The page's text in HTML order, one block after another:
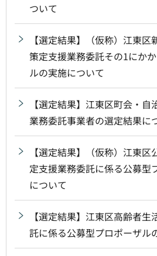
ついて
【選定結果】（仮称）江東
策定支援業務委託その1にか
ルの実施について
【選定結果】江東区町会・
業務委託事業者の選定結果に
【選定結果】（仮称）江東
定支援業務委託に係る公募型
について
【選定結果】江東区高齢者
託に係る公募型プロポーザル